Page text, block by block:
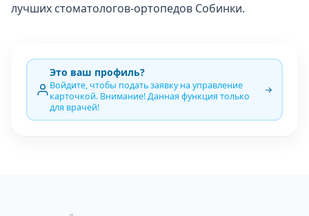
лучших стоматологов-ортопедов Собинки.
Это ваш профиль?
Войдите, чтобы подать заявку на управление
карточкой. Внимание! Данная функция только
для врачей!